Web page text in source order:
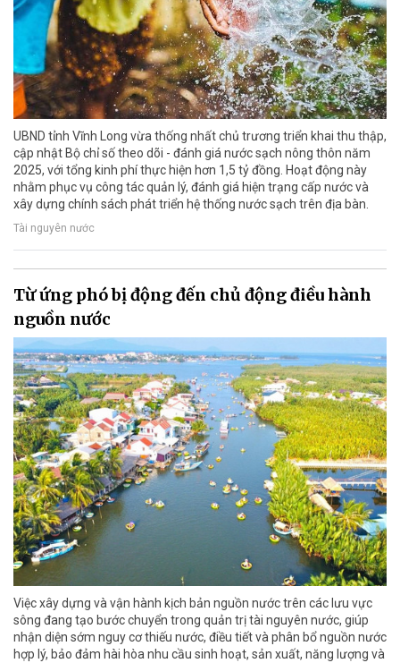
UBND tỉnh Vĩnh Long vừa thống nhất chủ trương triển khai thu thập,
cập nhật Bộ chỉ số theo dõi - đánh giá nước sạch nông thôn năm
2025, với tổng kinh phí thực hiện hơn 1,5 tỷ đồng. Hoạt động này
nhằm phục vụ công tác quản lý, đánh giá hiện trạng cấp nước và
xây dựng chính sách phát triển hệ thống nước sạch trên địa bàn.
Tài nguyên nước
Từ ứng phó bị động đến chủ động điều hành
nguồn nước
Việc xây dựng và vận hành kịch bản nguồn nước trên các lưu vực
sông đang tạo bước chuyển trong quản trị tài nguyên nước, giúp
nhận diện sớm nguy cơ thiếu nước, điều tiết và phân bổ nguồn nước
hợp lý, bảo đảm hài hòa nhu cầu sinh hoạt, sản xuất, năng lượng và